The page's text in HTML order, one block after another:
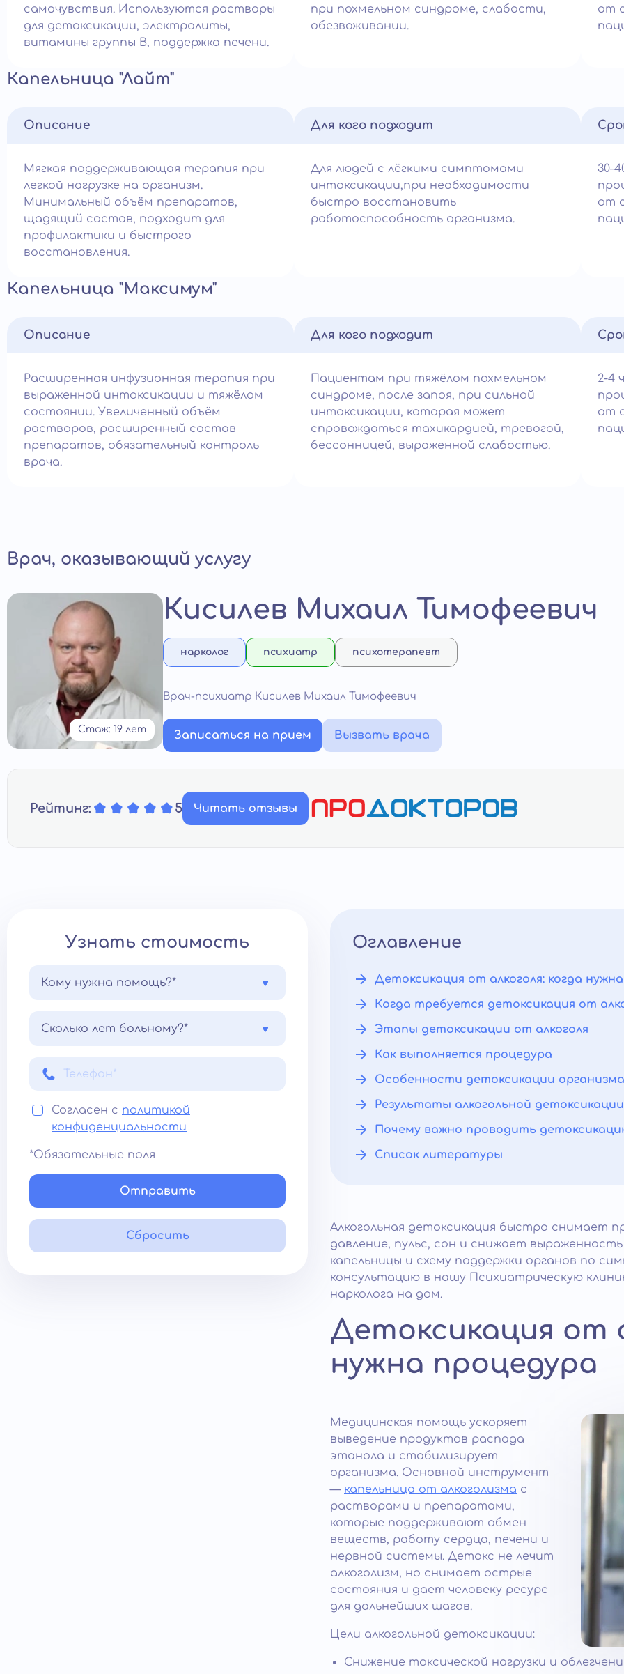
самочувствия. Используются растворы
для детоксикации, электролиты,
витамины группы B, поддержка печени.
при похмельном синдроме, слабости,
обезвоживании.
от
Капельница "Лайт"
Описание
Мягкая поддерживающая терапия при
легкой нагрузке на организм.
Минимальный объём препаратов,
щадящий состав, подходит для
профилактики и быстрого
восстановления.
Для кого подходит
Для людей с лёгкими симптомами
интоксикации,при необходимости
быстро восстановить
работоспособность организма.
от
Капельница "Максимум"
Описание
Расширенная инфузионная терапия при
выраженной интоксикации и тяжёлом
состоянии. Увеличенный объём
растворов, расширенный состав
препаратов, обязательный контроль
врача.
Для кого подходит
Пациентам при тяжёлом похмельном
синдроме, после запоя, при сильной
интоксикации, которая может
спровождаться тахикардией, тревогой,
бессонницей, выраженной слабостью.
2-4
от
Врач, оказывающий услугу
Стаж: 19 лет
Кисилев Михаил Тимофеевич
нарколог психиатр психотерапевт
Врач-психиатр Кисилев Михаил Тимофеевич
Записаться на прием Вызвать врача
Рейтинг: 5 Читать отзывы
Узнать стоимость
Кому нужна помощь?*
Сколько лет больному?*
Согласен с политикой
конфиденциальности
*Обязательные поля
Отправить
Сбросить
Оглавление
Детоксикация от алкоголя: когда
Когда требуется детоксикация от
Этапы детоксикации от алкоголя
Как выполняется процедура
Особенности детоксикации организма
Результаты алкогольной детоксикации
Почему важно проводить
Список литературы
Алкогольная детоксикация быстро снимает
давление, пульс, сон и снижает
капельницы и схему поддержки органов по
консультацию в нашу Психиатрическую
нарколога на дом.
Детоксикация от
нужна процедура
Медицинская помощь ускоряет
выведение продуктов распада
этанола и стабилизирует
организма. Основной инструмент
— капельница от алкоголизма с
растворами и препаратами,
которые поддерживают обмен
веществ, работу сердца, печени и
нервной системы. Детокс не лечит
алкоголизм, но снимает острые
состояния и дает человеку ресурс
для дальнейших шагов.
Цели алкогольной детоксикации:
Снижение токсической нагрузки и